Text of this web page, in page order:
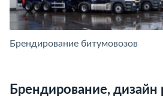
Брендирование битумовозов
Брендирование,